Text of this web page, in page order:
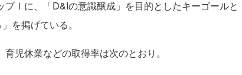
プⅠに、「D&Iの意識醸成」を目的としたキーゴールと
を掲げている。
児休業などの取得率は次のとおり。